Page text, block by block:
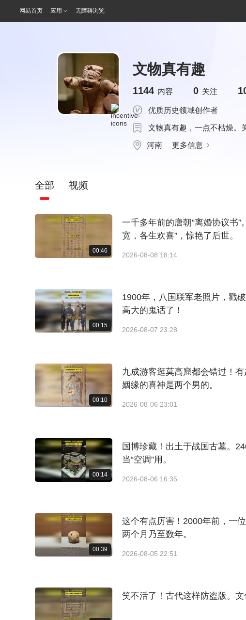
网易首页 应用 无障碍浏览
文物真有趣
1144 内容 0 关注
优质历史领域创作者
文物真有趣，一点不枯燥。
河南 更多信息
全部 视频
00:46
一千多年前的唐朝“离婚协议书
宽，各生欢喜”，惊艳了后世。
2026-08-08 18:14
00:15
1900年，八国联军老照片，戳
高大的鬼话了！
2026-08-07 23:28
00:10
九成游客逛莫高窟都会错过！
姻缘的喜神是两个男的。
2026-08-06 23:01
00:14
国博珍藏！出土于战国古墓。
当“空调”用。
2026-08-06 16:35
00:39
这个有点厉害！2000年前，一
两个月乃至数年。
2026-08-05 22:51
笑不活了！古代这样防盗版。